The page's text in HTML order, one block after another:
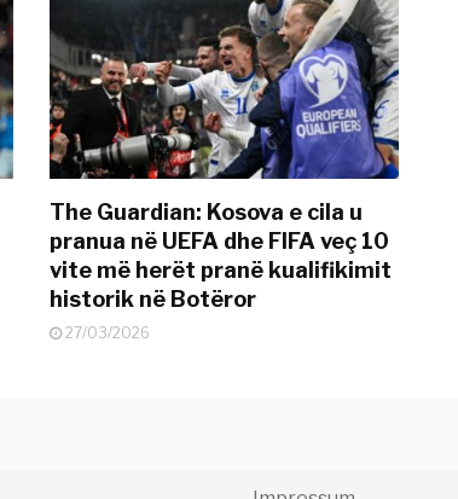
The Guardian: Kosova e cila u
pranua në UEFA dhe FIFA veç 10
vite më herët pranë kualifikimit
historik në Botëror
27/03/2026